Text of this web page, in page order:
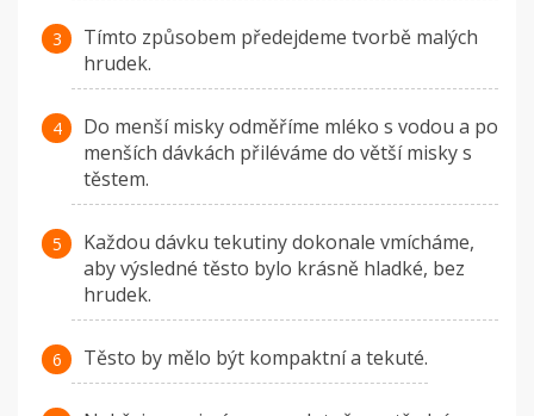
Tímto způsobem předejdeme tvorbě malých
hrudek.
Do menší misky odměříme mléko s vodou a po
menších dávkách přiléváme do větší misky s
těstem.
Každou dávku tekutiny dokonale vmícháme,
aby výsledné těsto bylo krásně hladké, bez
hrudek.
Těsto by mělo být kompaktní a tekuté.